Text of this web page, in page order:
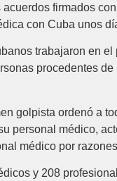
firmados
con Cuba unos
trabajaron en
procedentes
golpista ordenó a
personal médico,
médico por
y 208